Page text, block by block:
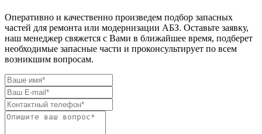
Оперативно и качественно произведем подбор запасных
частей для ремонта или модернизации АБЗ. Оставьте заявку,
наш менеджер свяжется с Вами в ближайшее время, подберет
необходимые запасные части и проконсультирует по всем
возникшим вопросам.